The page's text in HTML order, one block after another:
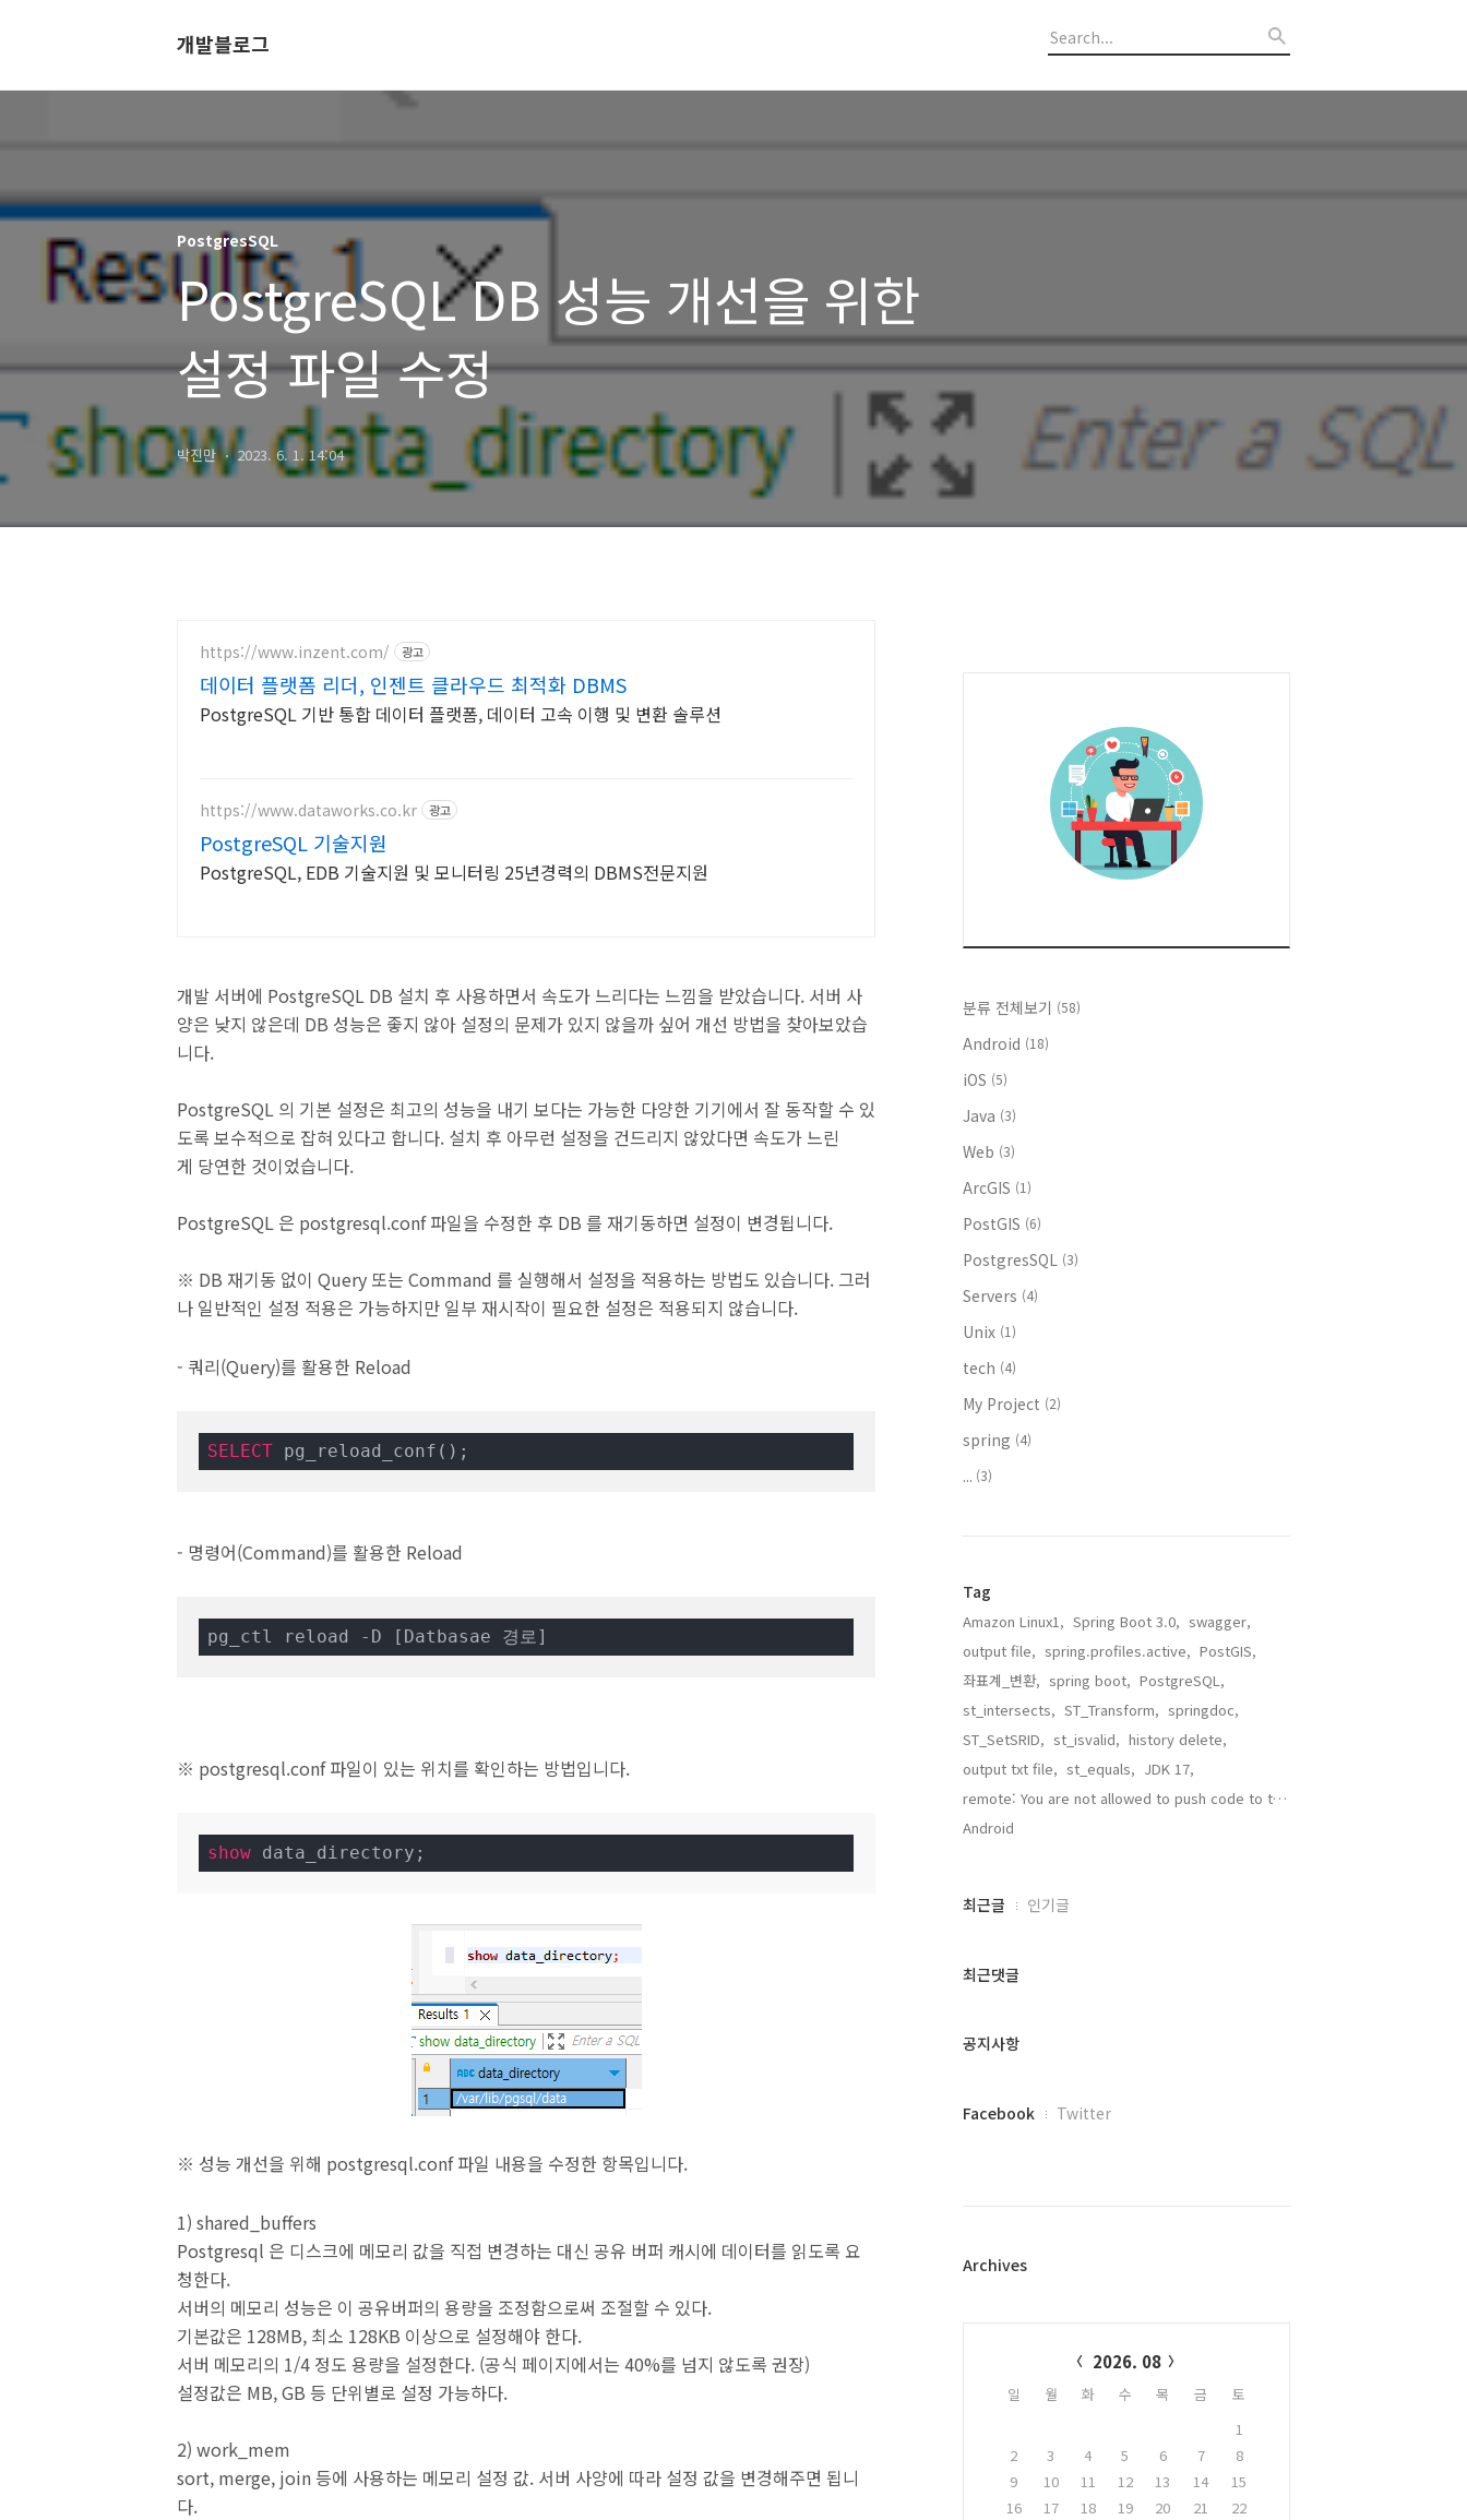
개발블로그
PostgresSQL
PostgreSQL DB 성능 개선을 위한
설정 파일 수정
박진만 2023. 6. 1. 14:04
https://www.inzent.com/ 광고
데이터 플랫폼 리더, 인젠트 클라우드 최적화 DBMS
PostgreSQL 기반 통합 데이터 플랫폼, 데이터 고속 이행 및 변환 솔루션
https://www.dataworks.co.kr 광고
PostgreSQL 기술지원
PostgreSQL, EDB 기술지원 및 모니터링 25년경력의 DBMS전문지원
개발 서버에 PostgreSQL DB 설치 후 사용하면서 속도가 느리다는 느낌을 받았습니다. 서버 사
양은 낮지 않은데 DB 성능은 좋지 않아 설정의 문제가 있지 않을까 싶어 개선 방법을 찾아보았습
니다.
PostgreSQL 의 기본 설정은 최고의 성능을 내기 보다는 가능한 다양한 기기에서 잘 동작할 수 있
도록 보수적으로 잡혀 있다고 합니다. 설치 후 아무런 설정을 건드리지 않았다면 속도가 느린
게 당연한 것이었습니다.
PostgreSQL 은 postgresql.conf 파일을 수정한 후 DB 를 재기동하면 설정이 변경됩니다.
※ DB 재기동 없이 Query 또는 Command 를 실행해서 설정을 적용하는 방법도 있습니다. 그러
나 일반적인 설정 적용은 가능하지만 일부 재시작이 필요한 설정은 적용되지 않습니다.
- 쿼리(Query)를 활용한 Reload
SELECT pg_reload_conf();
- 명령어(Command)를 활용한 Reload
pg_ctl reload -D [Datbasae 경로]
※ postgresql.conf 파일이 있는 위치를 확인하는 방법입니다.
show data_directory;
※ 성능 개선을 위해 postgresql.conf 파일 내용을 수정한 항목입니다.
1) shared_buffers
Postgresql 은 디스크에 메모리 값을 직접 변경하는 대신 공유 버퍼 캐시에 데이터를 읽도록 요
청한다.
서버의 메모리 성능은 이 공유버퍼의 용량을 조정함으로써 조절할 수 있다.
기본값은 128MB, 최소 128KB 이상으로 설정해야 한다.
서버 메모리의 1/4 정도 용량을 설정한다. (공식 페이지에서는 40%를 넘지 않도록 권장)
설정값은 MB, GB 등 단위별로 설정 가능하다.
2) work_mem
sort, merge, join 등에 사용하는 메모리 설정 값. 서버 사양에 따라 설정 값을 변경해주면 됩니
다.
분류 전체보기 (58)
Android (18)
iOS (5)
Java (3)
Web (3)
ArcGIS (1)
PostGIS (6)
PostgresSQL (3)
Servers (4)
Unix (1)
tech (4)
My Project (2)
spring (4)
... (3)
Tag
Amazon Linux1, Spring Boot 3.0, swagger,
output file, spring.profiles.active, PostGIS,
좌표계_변환, spring boot, PostgreSQL,
st_intersects, ST_Transform, springdoc,
ST_SetSRID, st_isvalid, history delete,
output txt file, st_equals, JDK 17,
remote: You are not allowed to push code to this project,
Android,
최
과
글
최근글 인기글
최근댓글
공지사항
페
플
Facebook Twitter
Archives
2026. 08
일 월 화 수 목 금
토
1
2
3 4 5 6 7
8
9
10 11 12 13 14
15
16
17 18 19 20 21
22